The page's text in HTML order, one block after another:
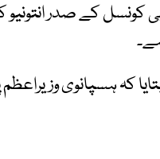
کے صدر انتونیو
کہ ہسپانوی وزیراعظم